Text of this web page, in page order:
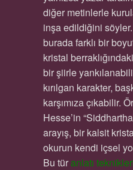
diğer metinlerle
inşa edildiğini
burada farklı bir
kristal
bir şiirle
kırılgan karakter,
karşımıza çıkabilir.
Hesse’in
arayış, bir kalsit
okurun kendi içsel
Bu tür anlatı